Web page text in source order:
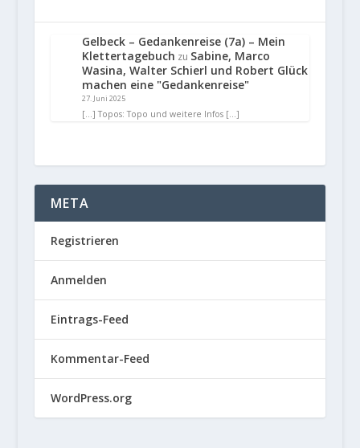
Gelbeck – Gedankenreise (7a) – Mein
Klettertagebuch zu Sabine, Marco
Wasina, Walter Schierl und Robert Glück
machen eine "Gedankenreise"
27. Juni 2025
[…] Topos: Topo und weitere Infos […]
META
Registrieren
Anmelden
Eintrags-Feed
Kommentar-Feed
WordPress.org